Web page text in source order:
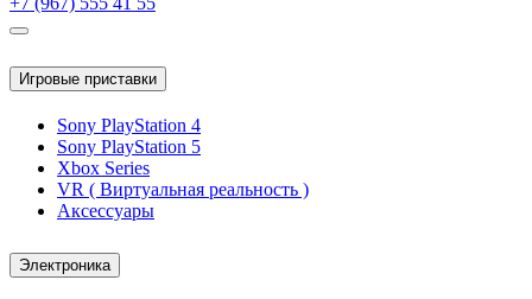
Игровые приставки
Sony PlayStation 4
Sony PlayStation 5
Xbox Series
VR ( Виртуальная реальность )
Аксессуары
Электроника